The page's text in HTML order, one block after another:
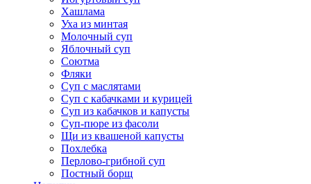
Хашлама
Уха из минтая
Молочный суп
Яблочный суп
Соютма
Фляки
Суп с маслятами
Суп с кабачками и курицей
Суп из кабачков и капусты
Суп-пюре из фасоли
Щи из квашеной капусты
Похлебка
Перлово-грибной суп
Постный борщ